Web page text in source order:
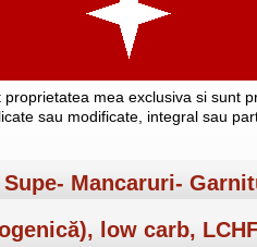
mea exclusiva si sunt
sau modificate, integral sau
Supe- Mancaruri-
low carb,